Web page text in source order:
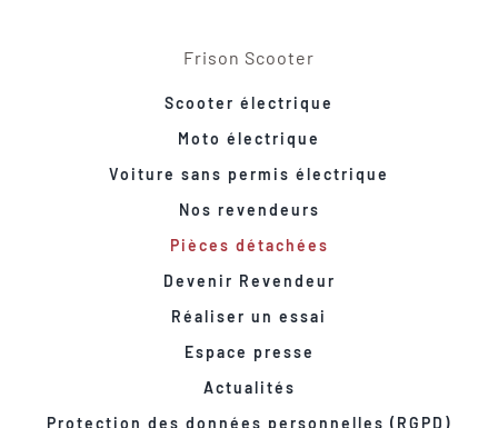
Frison Scooter
Scooter électrique
Moto électrique
Voiture sans permis électrique
Nos revendeurs
Pièces détachées
Devenir Revendeur
Réaliser un essai
Espace presse
Actualités
Protection des données personnelles (RGPD)